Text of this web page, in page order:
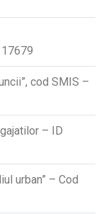
cod SMIS –
– ID
urban” – Cod